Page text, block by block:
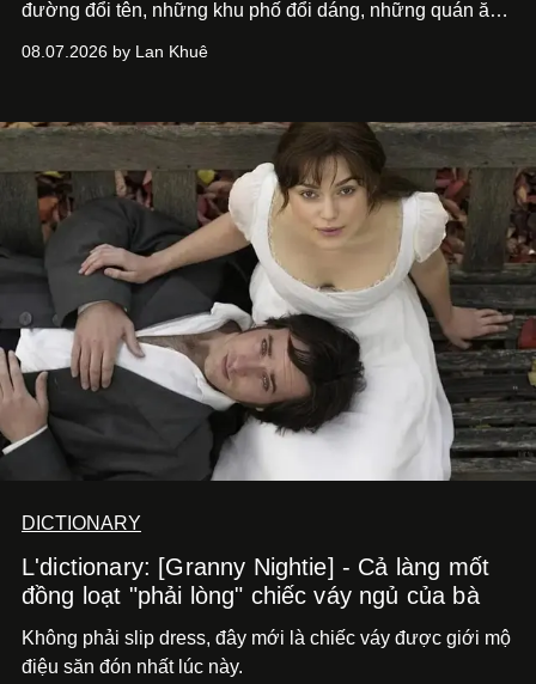
đường đổi tên, những khu phố đổi dáng, những quán ăn
nói về cái mới, về xu hướng tiếp theo, về những điều
08.07.2026 by Lan Khuê
DICTIONARY
L'dictionary: [Granny Nightie] - Cả làng mốt
đồng loạt "phải lòng" chiếc váy ngủ của bà
Không phải slip dress, đây mới là chiếc váy được giới mộ
điệu săn đón nhất lúc này.